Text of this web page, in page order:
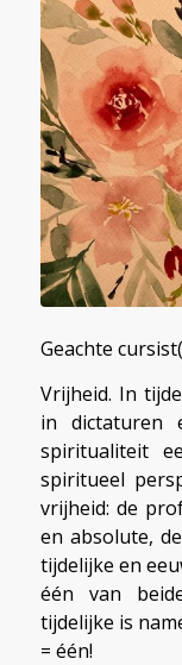
Geachte
Vrijheid. In
in dictaturen
spiritualiteit
spiritueel
vrijheid: de
en absolute,
tijdelijke en
één van
tijdelijke is
= één!